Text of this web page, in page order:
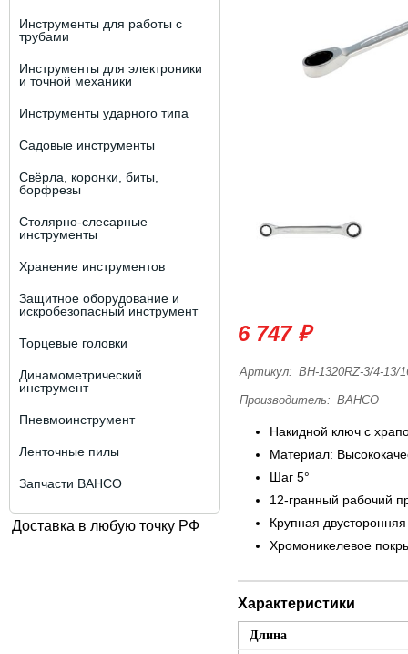
Инструменты для работы с
трубами
Инструменты для электроники
и точной механики
Инструменты ударного типа
Садовые инструменты
Свёрла, коронки, биты,
борфрезы
Столярно-слесарные
инструменты
Хранение инструментов
Защитное оборудование и
искробезопасный инструмент
Торцевые головки
Динамометрический
инструмент
Пневмоинструмент
Ленточные пилы
Запчасти BAHCO
Доставка в любую точку РФ
6 747 ₽
Артикул: BH-1320RZ-3/4-13/
Производитель: BAHCO
Накидной ключ с
Материал:
Шаг 5°
12-гранный рабочий
Крупная
Хромоникелевое
Характеристики
Длина